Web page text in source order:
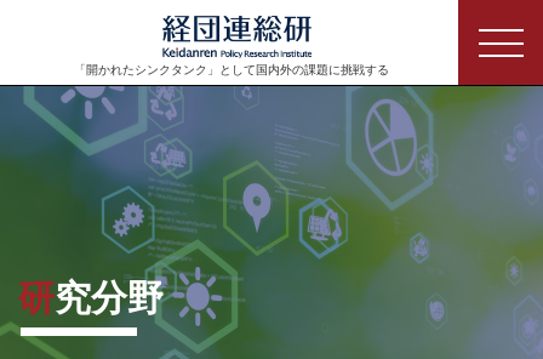
「開かれたシンクタンク」として国内外の課題に挑戦する
研究分野